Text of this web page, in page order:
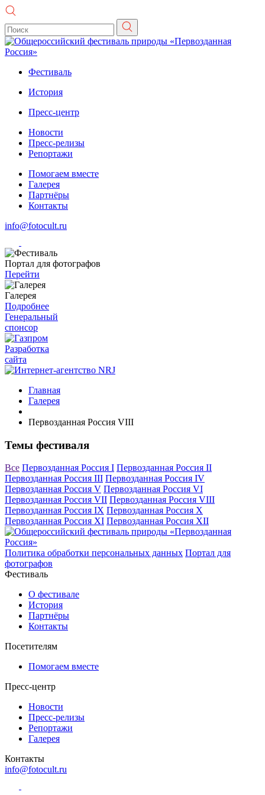
Фестиваль
История
Пресс-центр
Новости
Пресс-релизы
Репортажи
Помогаем вместе
Галерея
Партнёры
Контакты
info@fotocult.ru
Портал для фотографов
Перейти
Галерея
Подробнее
Генеральный
спонсор
Разработка
сайта
Главная
Галерея
Первозданная Россия VIII
Темы фестиваля
Все Первозданная Россия I Первозданная Россия II
Первозданная Россия III Первозданная Россия IV
Первозданная Россия V Первозданная Россия VI
Первозданная Россия VII Первозданная Россия VIII
Первозданная Россия IX Первозданная Россия X
Первозданная Россия XI Первозданная Россия XII
Политика обработки персональных данных Портал для
фотографов
Фестиваль
О фестивале
История
Партнёры
Контакты
Посетителям
Помогаем вместе
Пресс-центр
Новости
Пресс-релизы
Репортажи
Галерея
Контакты
info@fotocult.ru